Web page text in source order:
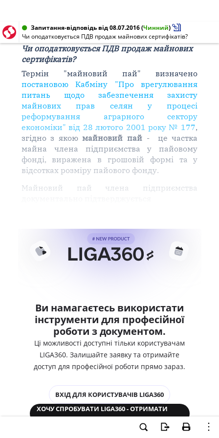
Запитання-відповідь від 08.07.2016(Чинний)
Чи оподатковується ПДВ продаж майнових сертифікатів?
Чи оподатковується ПДВ продаж майнових
сертифікатів?
Термін "майновий пай"визначено
постановою Кабміну "Про врегулювання
питань
щодо забезпечення
захисту
майнових прав селян у процесі
реформування аграрного сектору
економіки" від 28 лютого 2001 року № 177,
згідно з якоюмайновий пай - це частка
майна члена підприємства у пайовому
фонді, виражена в грошовій формі та у
відсотках розмірупайового фонду.
Майновий пай члена підприємства
Ви намагаєтесь використати
інструменти для професійної
роботи з документом.
Ці можливості доступні тільки користувачам
LIGA360. Залишайте заявку та отримайте
доступ для професійної роботи прямо зараз.
ВХІД ДЛЯ КОРИСТУВАЧІВ LIGA360
ХОЧУ СПРОБУВАТИ LIGA360 - ОТРИМАТИ
ДОСТУП